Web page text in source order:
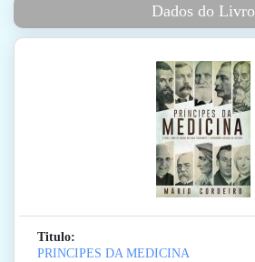
Dados do Livro
Titulo:
PRINCIPES DA MEDICINA